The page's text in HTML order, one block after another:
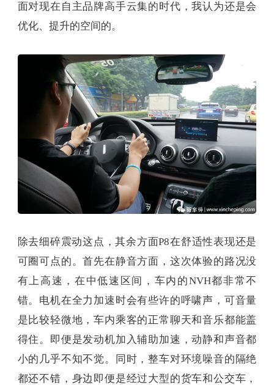
面对现在自主品牌高手云集的时代，我认为还是会
优化、提升的空间的。
除去细碎震动这点，其余方面P8在舒适性表现还是
可圈可点的。首先在静音方面，这次体验的路况没
有上高速，在中低速区间，车内的NVH都非常不
错。电机在全力加速时会有些许的呼啸声，可音量
是比较轻微地，车内乘客的正常聊天和音乐都能盖
得住。即便是发动机加入辅助加速，动静和声音都
小的几乎不知不觉。同时，整车对环境噪音的隔绝
都还不错，身边即便是经过大型的货车和公交车，